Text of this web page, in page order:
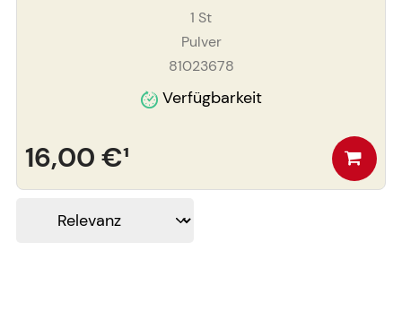
1 St
Pulver
81023678
Verfügbarkeit
16,00 €¹